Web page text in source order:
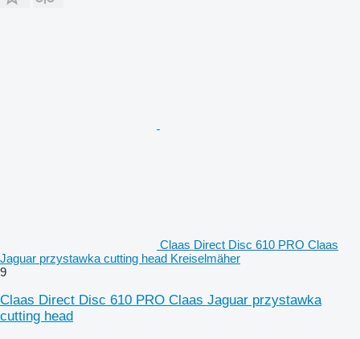
Claas Direct Disc 610 PRO Claas
Jaguar przystawka cutting head Kreiselmäher
9
Claas Direct Disc 610 PRO Claas Jaguar przystawka
cutting head